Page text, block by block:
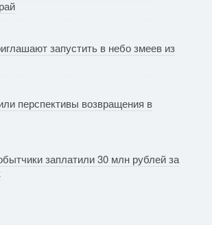
запустить в небо змеев из
перспективы возвращения в
заплатили 30 млн рублей за